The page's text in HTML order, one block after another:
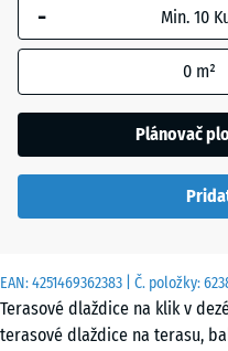
EAN:4251469362383 | Č. položky:
Terasové dlaždice na klik v
terasové dlaždice na terasu,
Striebristošedá
-
0 m²
Plánovač